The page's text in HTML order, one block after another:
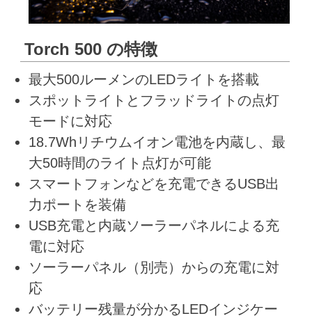
Torch 500 の特徴
最大500ルーメンのLEDライトを搭載
スポットライトとフラッドライトの点灯
モードに対応
18.7Whリチウムイオン電池を内蔵し、最
大50時間のライト点灯が可能
スマートフォンなどを充電できるUSB出
力ポートを装備
USB充電と内蔵ソーラーパネルによる充
電に対応
ソーラーパネル（別売）からの充電に対
応
バッテリー残量が分かるLEDインジケー